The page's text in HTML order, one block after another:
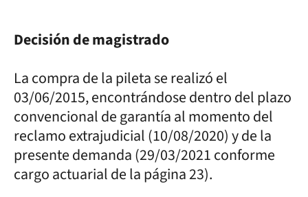
Decisión de magistrado
La compra de la pileta se realizó el
03/06/2015, encontrándose dentro del plazo
convencional de garantía al momento del
reclamo extrajudicial (10/08/2020) y de la
presente demanda (29/03/2021 conforme
cargo actuarial de la página 23).